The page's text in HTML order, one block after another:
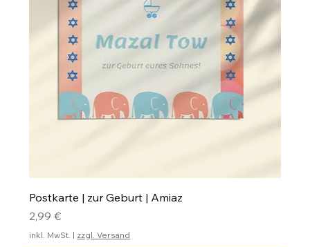
Postkarte | zur Geburt | Amiaz
Preis
2,99 €
inkl. MwSt. | zzgl. Versand